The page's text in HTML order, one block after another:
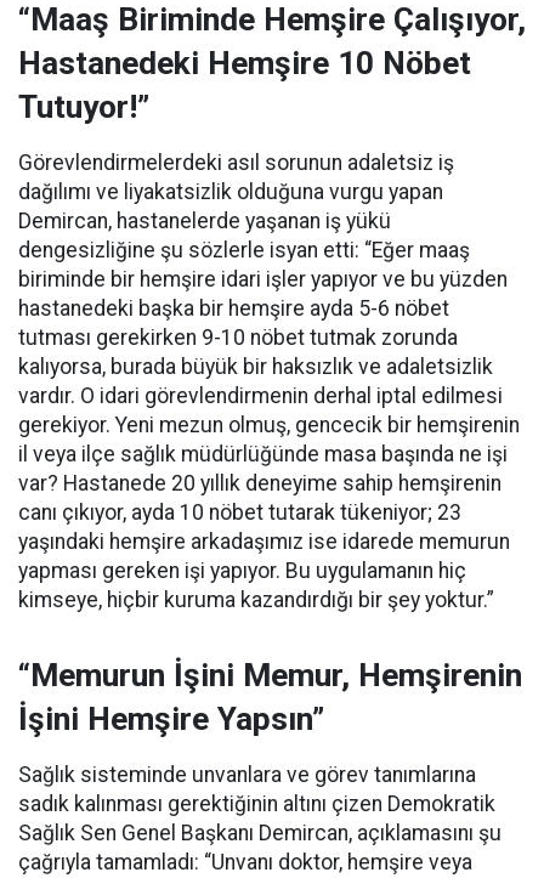
“Maaş Biriminde Hemşire Çalışıyor,
Hastanedeki Hemşire 10 Nöbet
Tutuyor!”
Görevlendirmelerdeki asıl sorunun adaletsiz iş
dağılımı ve liyakatsizlik olduğuna vurgu yapan
Demircan, hastanelerde yaşanan iş yükü
dengesizliğine şu sözlerle isyan etti: “Eğer maaş
biriminde bir hemşire idari işler yapıyor ve bu yüzden
hastanedeki başka bir hemşire ayda 5-6 nöbet
tutması gerekirken 9-10 nöbet tutmak zorunda
kalıyorsa, burada büyük bir haksızlık ve adaletsizlik
vardır. O idari görevlendirmenin derhal iptal edilmesi
gerekiyor. Yeni mezun olmuş, gencecik bir hemşirenin
il veya ilçe sağlık müdürlüğünde masa başında ne işi
var? Hastanede 20 yıllık deneyime sahip hemşirenin
canı çıkıyor, ayda 10 nöbet tutarak tükeniyor; 23
yaşındaki hemşire arkadaşımız ise idarede memurun
yapması gereken işi yapıyor. Bu uygulamanın hiç
kimseye, hiçbir kuruma kazandırdığı bir şey yoktur.”
“Memurun İşini Memur, Hemşirenin
İşini Hemşire Yapsın”
Sağlık sisteminde unvanlara ve görev tanımlarına
sadık kalınması gerektiğinin altını çizen Demokratik
Sağlık Sen Genel Başkanı Demircan, açıklamasını şu
çağrıyla tamamladı: “Unvanı doktor, hemşire veya